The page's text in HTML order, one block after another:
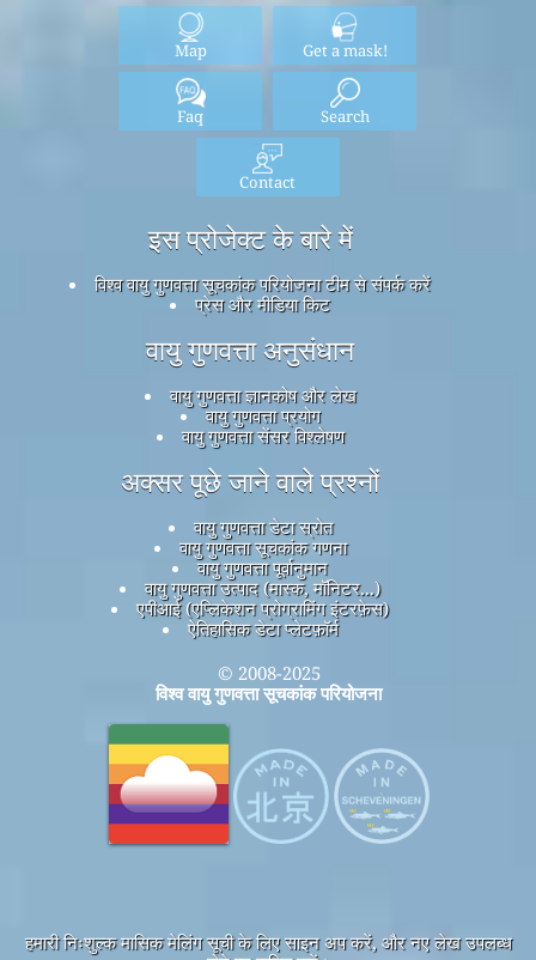
Map Get a mask!
Faq Search
Contact
इस प्रोजेक्ट के बारे में
विश्व वायु गुणवत्ता सूचकांक परियोजना टीम से संपर्क करें
प्रेस और मीडिया किट
वायु गुणवत्ता अनुसंधान
वायु गुणवत्ता ज्ञानकोष और लेख
वायु गुणवत्ता प्रयोग
वायु गुणवत्ता सेंसर विश्लेषण
अक्सर पूछे जाने वाले प्रश्नों
वायु गुणवत्ता डेटा स्रोत
वायु गुणवत्ता सूचकांक गणना
वायु गुणवत्ता पूर्वानुमान
वायु गुणवत्ता उत्पाद (मास्क, मॉनिटर...)
एपीआई (एप्लिकेशन प्रोग्रामिंग इंटरफ़ेस)
ऐतिहासिक डेटा प्लेटफ़ॉर्म
© 2008-2025
विश्व वायु गुणवत्ता सूचकांक परियोजना
हमारी निःशुल्क मासिक मेलिंग सूची के लिए साइन अप करें, और नए लेख उपलब्ध